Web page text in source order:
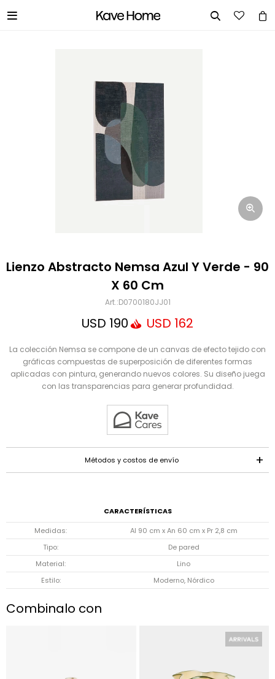
 
Lienzo Abstracto Nemsa Azul Y Verde - 90
X 60 Cm
D0700180JJ01
USD 190 USD 162
La colección Nemsa se compone de un canvas de efecto tejido con
gráficas compuestas de superposición de diferentes formas
aplicadas con pintura, generando nuevos colores. Su diseño juega
con las transparencias para generar profundidad.
Métodos y costos de envío
CARACTERÍSTICAS
Medidas
Al 90 cm x An 60 cm x Pr 2,8 cm
Tipo
De pared
Material
Lino
Estilo
Moderno, Nórdico
Combinalo con
STOCK DISPONIBLE.
Correo electrónico